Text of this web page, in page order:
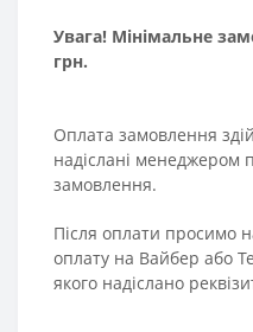
Увага! Мінімальне
грн.
Оплата замовлення
надіслані менеджером
замовлення.
Після оплати просимо
оплату на Вайбер або
якого надіслано